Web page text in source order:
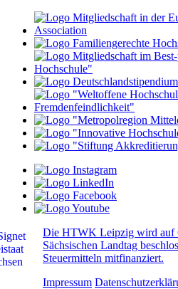
Die HTWK Leipzig wird auf
Sächsischen Landtag
Steuermitteln mitfinanziert.
Impressum